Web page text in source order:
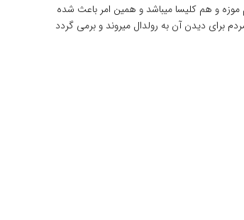
دو کاربرد بسیار خوب دارد که هم موزه و هم کلیسا میباشد و همین امر باعث شده
برای دیدن آن به رولدال میروند و برمی گردد